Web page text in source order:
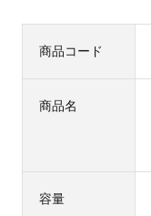
商品コード
商品名
容量